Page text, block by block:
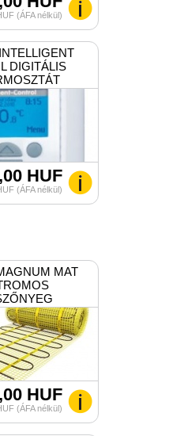
(ÁFA nélkül)
DIGITÁLIS
HUF
(ÁFA nélkül)
MAT
HUF
(ÁFA nélkül)